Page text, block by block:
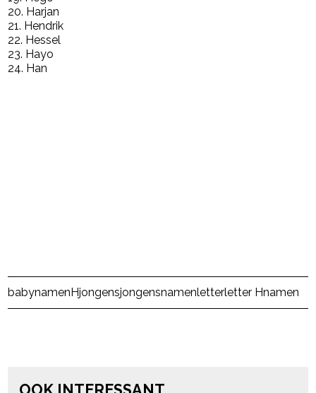
20. Harjan
21. Hendrik
22. Hessel
23. Hayo
24. Han
babynamenHjongensjongensnamenletterletter Hnamen